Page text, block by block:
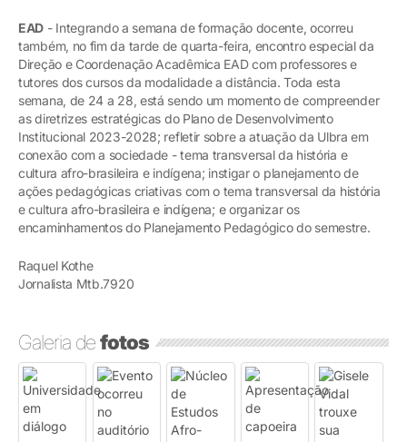
EAD - Integrando a semana de formação docente, ocorreu
também, no fim da tarde de quarta-feira, encontro especial da
Direção e Coordenação Acadêmica EAD com professores e
tutores dos cursos da modalidade a distância. Toda esta
semana, de 24 a 28, está sendo um momento de compreender
as diretrizes estratégicas do Plano de Desenvolvimento
Institucional 2023-2028; refletir sobre a atuação da Ulbra em
conexão com a sociedade - tema transversal da história e
cultura afro-brasileira e indígena; instigar o planejamento de
ações pedagógicas criativas com o tema transversal da história
e cultura afro-brasileira e indígena; e organizar os
encaminhamentos do Planejamento Pedagógico do semestre.
Raquel Kothe
Jornalista Mtb.7920
Galeria defotos